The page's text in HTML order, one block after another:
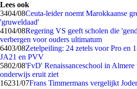
Lees ook
3404/08Ceuta-leider noemt Marokkaanse
'gruweldaad'
4104/08Regering VS geeft scholen die
verbergen voor ouders ultimatum
6403/08Zetelpeiling: 24 zetels voor Pro en
JA21 en PVV
5802/08'FvD' Renaissanceschool in
onderwijs eruit ziet
16231/07Frans Timmermans vergelijkt